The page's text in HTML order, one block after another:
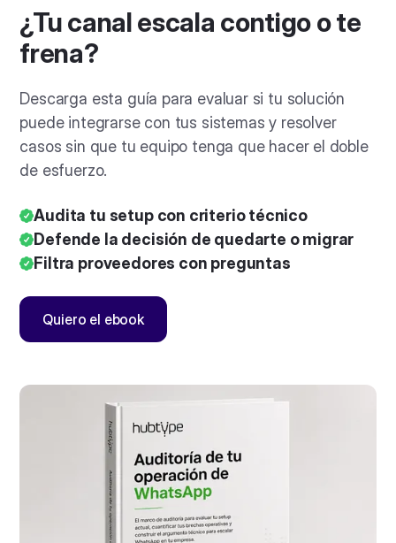
¿Tu canal escala contigo o te
frena?
Descarga esta guía para evaluar si tu solución
puede integrarse con tus sistemas y resolver
casos sin que tu equipo tenga que hacer el doble
de esfuerzo.
Audita tu setup con criterio técnico
Defende la decisión de quedarte o migrar
Filtra proveedores con preguntas
Quiero el ebook